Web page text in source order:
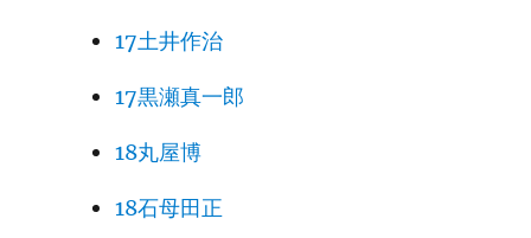
17土井作治
17黒瀬真一郎
18丸屋博
18石母田正